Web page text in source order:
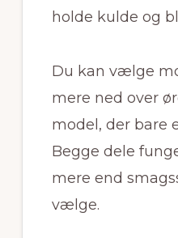
holde kulde og
Du kan vælge
mere ned over
model, der bare
Begge dele
mere end
vælge.